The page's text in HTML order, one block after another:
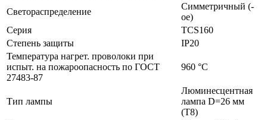
Светораспределение
Симметричный (-
ое)
Серия
TCS160
Степень защиты
IP20
Температура нагрет. проволоки при
испыт. на пожароопасность по ГОСТ
27483-87
960 °C
Тип лампы
Люминесцентная
лампа D=26 мм
(T8)